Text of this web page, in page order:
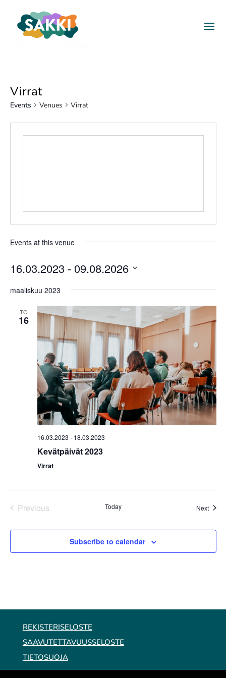
Virrat
Events Venues Virrat
Events at this venue
16.03.2023 - 09.08.2026
maaliskuu 2023
TO
16
16.03.2023 - 18.03.2023
Kevätpäivät 2023
Virrat
Previous
Today Next
Subscribe to calendar
REKISTERISELOSTE
SAAVUTETTAVUUSSELOSTE
TIETOSUOJA